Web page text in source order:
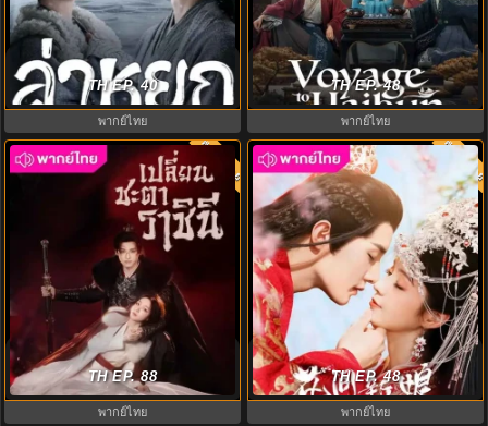
ดูซีรีย์ Pursuit of Jade (2026) ล่า
หยก พากย์ไทย EP.1-40 (จบ) HD
TH EP. 40
พากย์ไทย
ทะลุเวลาปั้นฮ่องเต้ใหม่ ภาค 2
Voyage to Haihun S2 พากย์ไทย
TH EP. 48
พากย์ไทย
เปลี่ยนชะตาราชินี (2025) Echoes of
the Self พากย์ไทย EP.1-44
8.0 พากย์ไทย
TH EP. 88
พากย์ไทย
มนต์รักเกาะฮวาเจียน (2022)
Believe in Love พากย์ไทย EP.1-24
8.0 พากย์ไทย
TH EP. 48
พากย์ไทย